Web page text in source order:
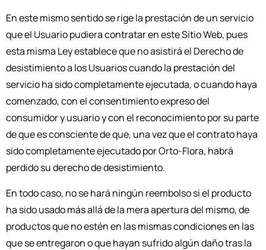
En este mismo sentido se rige la prestación de un servicio
que el Usuario pudiera contratar en este Sitio Web, pues
esta misma Ley establece que no asistirá el Derecho de
desistimiento a los Usuarios cuando la prestación del
servicio ha sido completamente ejecutada, o cuando haya
comenzado, con el consentimiento expreso del
consumidor y usuario y con el reconocimiento por su parte
de que es consciente de que, una vez que el contrato haya
sido completamente ejecutado por Orto-Flora, habrá
perdido su derecho de desistimiento.
En todo caso, no se hará ningún reembolso si el producto
ha sido usado más allá de la mera apertura del mismo, de
productos que no estén en las mismas condiciones en las
que se entregaron o que hayan sufrido algún daño tras la